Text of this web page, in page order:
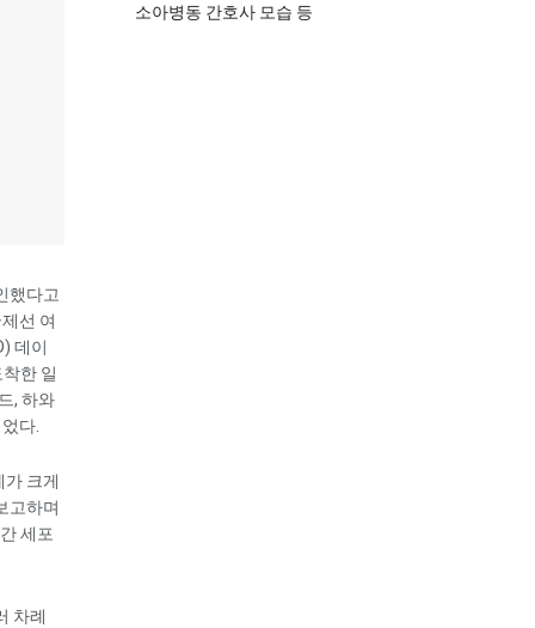
했다고
선 여
데이
한 일
, 하와
다.
크게
고하며
세포
차례
소아병동 간호사 모습 등